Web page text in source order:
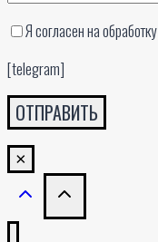
Я согласен на обработку
[telegram]
×